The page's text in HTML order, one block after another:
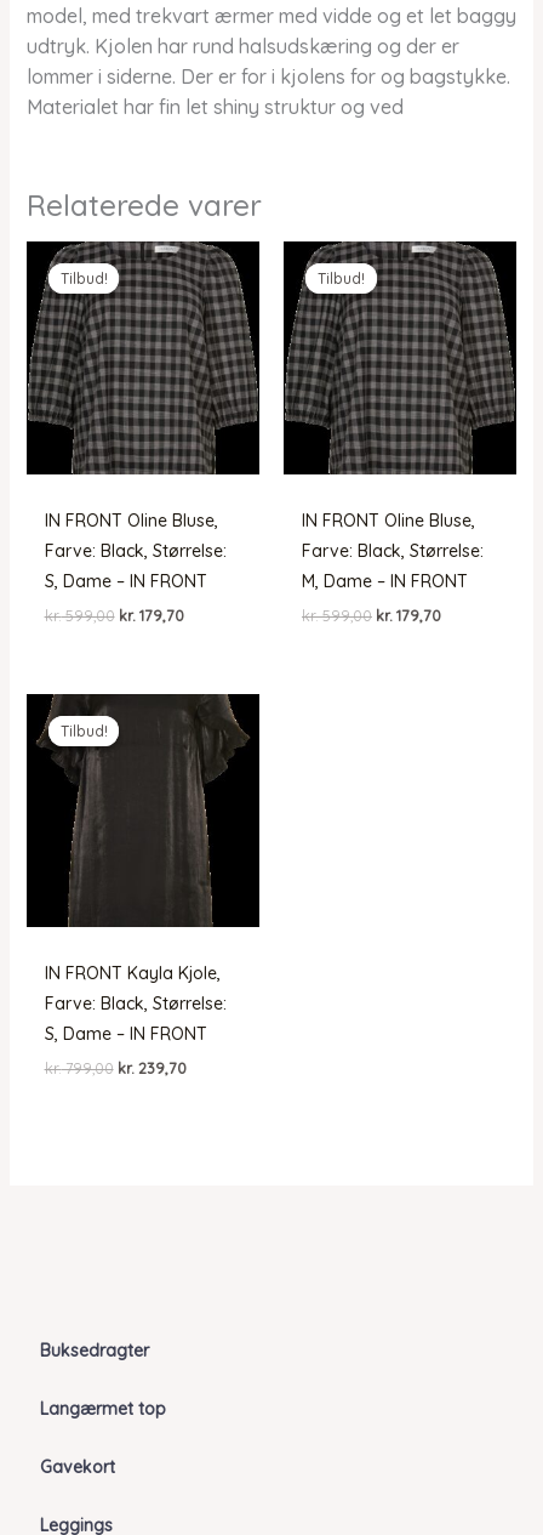
Buksedragter
Langærmet top
Gavekort
Leggings
model, med trekvart ærmer med vidde og et let baggy
udtryk. Kjolen har rund halsudskæring og der er
lommer i siderne. Der er for i kjolens for og bagstykke.
Materialet har fin let shiny struktur og ved
Relaterede varer
Tilbud!
Tilbud!
IN FRONT Oline Bluse,
Farve: Black, Størrelse:
S, Dame – IN FRONT
kr.599,00 Den
kr. 599,00.
kr.179,70Den
kr. 179,70.
Tilbud!
Tilbud!
IN FRONT Oline Bluse,
Farve: Black, Størrelse:
M, Dame – IN FRONT
kr.599,00 Den
kr.179,70Den
Tilbud!
Tilbud!
IN FRONT Kayla Kjole,
Farve: Black, Størrelse:
S, Dame – IN FRONT
kr.799,00 Den
kr.239,70Den